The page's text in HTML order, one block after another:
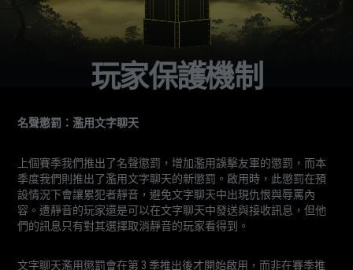
玩家保護機制
名聲懲罰：濫用文字聊天
上個賽季我們推出了名聲懲罰，增加濫用誤擊友軍的懲罰，而本
季度我們則推出了濫用文字聊天的新懲罰。啟用時，此懲罰在預
設情況下會讓累犯者靜音，避免文字聊天中出現仇恨與辱罵內
容。遭靜音的玩家還是可以在文字聊天中發送與接收訊息，但他
們的訊息只有對其選擇取消靜音的玩家看得到。
文字聊天濫用懲罰會在第 3 季推出後才開始啟用，而非在賽季推